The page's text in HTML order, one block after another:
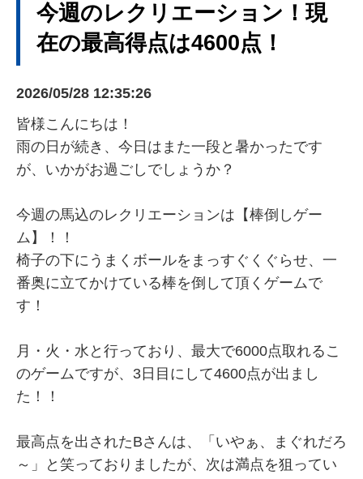
今週のレクリエーション！現
在の最高得点は4600点！
2026/05/28 12:35:26
皆様こんにちは！
雨の日が続き、今日はまた一段と暑かったです
が、いかがお過ごしでしょうか？
今週の馬込のレクリエーションは【棒倒しゲー
ム】！！
椅子の下にうまくボールをまっすぐくぐらせ、一
番奥に立てかけている棒を倒して頂くゲームで
す！
月・火・水と行っており、最大で6000点取れるこ
のゲームですが、3日目にして4600点が出まし
た！！
最高点を出されたBさんは、「いやぁ、まぐれだろ
～」と笑っておりましたが、次は満点を狙ってい